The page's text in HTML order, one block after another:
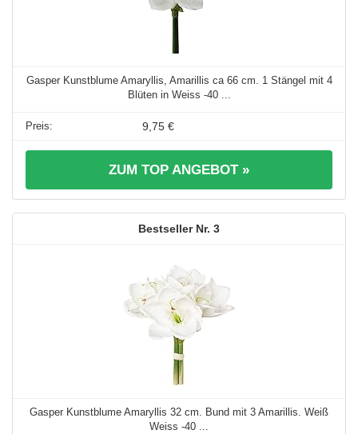
Gasper Kunstblume Amaryllis, Amarillis ca 66 cm. 1 Stängel mit 4
Blüten in Weiss -40 ...
9,75 €
ZUM TOP ANGEBOT »
3
Gasper Kunstblume Amaryllis 32 cm. Bund mit 3 Amarillis. Weiß
Weiss -40 ...